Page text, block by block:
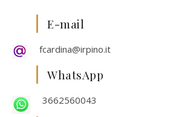
E-mail
fcardina@irpino.it
WhatsApp
3662560043